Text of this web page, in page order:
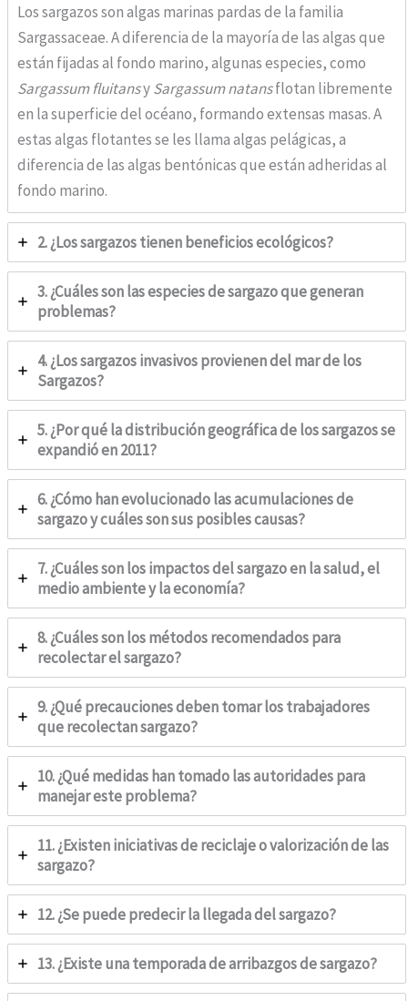
Los sargazos son algas marinas pardas de la familia
Sargassaceae. A diferencia de la mayoría de las algas que
están fijadas al fondo marino, algunas especies, como
Sargassum fluitansySargassum natansflotan libremente
en la superficie del océano, formando extensas masas. A
estas algas flotantes se les llama algas pelágicas, a
diferencia de las algas bentónicas que están adheridas al
fondo marino.
2. ¿Los sargazos tienen beneficios ecológicos?
3. ¿Cuáles son las especies de sargazo que generan
problemas?
4. ¿Los sargazos invasivos provienen del mar de los
Sargazos?
5. ¿Por qué la distribución geográfica de los sargazos se
expandió en 2011?
6. ¿Cómo han evolucionado las acumulaciones de
sargazo y cuáles son sus posibles causas?
7. ¿Cuáles son los impactos del sargazo en la salud, el
medio ambiente y la economía?
8. ¿Cuáles son los métodos recomendados para
recolectar el sargazo?
9. ¿Qué precauciones deben tomar los trabajadores
que recolectan sargazo?
10. ¿Qué medidas han tomado las autoridades para
manejar este problema?
11. ¿Existen iniciativas de reciclaje o valorización de las
sargazo?
12. ¿Se puede predecir la llegada del sargazo?
13. ¿Existe una temporada de arribazgos de sargazo?